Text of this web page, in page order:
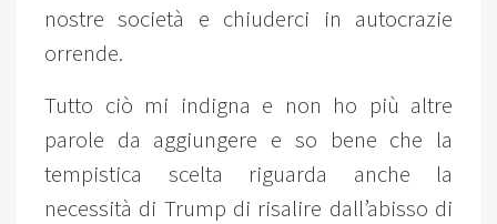
nostre società e chiuderci in autocrazie
orrende.
Tutto ciò mi indigna e non ho più altre
parole da aggiungere e so bene che la
tempistica scelta riguarda anche la
necessità di Trump di risalire dall’abisso di